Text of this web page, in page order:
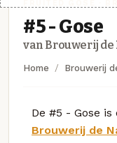
#5 - Gose
van Brouwerij de
Home Brouwerij
De #5 - Gose
Brouwerij de